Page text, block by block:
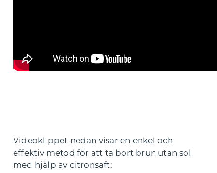
Videoklippet nedan visar en enkel och
effektiv metod för att ta bort brun utan sol
med hjälp av citronsaft: